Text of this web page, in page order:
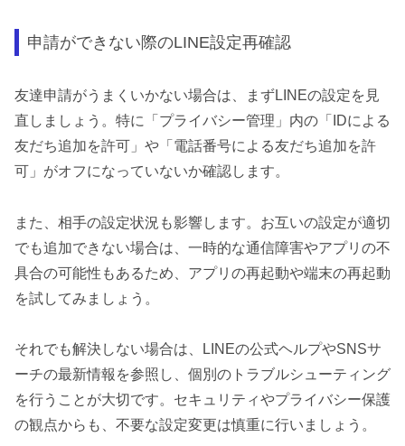
申請ができない際のLINE設定再確認
友達申請がうまくいかない場合は、まずLINEの設定を見
直しましょう。特に「プライバシー管理」内の「IDによる
友だち追加を許可」や「電話番号による友だち追加を許
可」がオフになっていないか確認します。
また、相手の設定状況も影響します。お互いの設定が適切
でも追加できない場合は、一時的な通信障害やアプリの不
具合の可能性もあるため、アプリの再起動や端末の再起動
を試してみましょう。
それでも解決しない場合は、LINEの公式ヘルプやSNSサ
ーチの最新情報を参照し、個別のトラブルシューティング
を行うことが大切です。セキュリティやプライバシー保護
の観点からも、不要な設定変更は慎重に行いましょう。